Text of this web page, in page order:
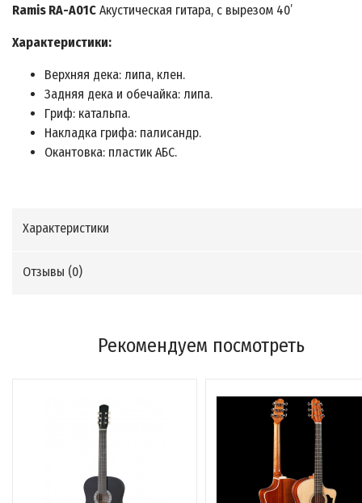
Ramis RA-A01C Акустическая гитара, с вырезом 40’
Характеристики:
Верхняя дека: липа, клен.
Задняя дека и обечайка: липа.
Гриф: катальпа.
Накладка грифа: палисандр.
Окантовка: пластик АБС.
Характеристики
Отзывы (0)
Рекомендуем посмотреть